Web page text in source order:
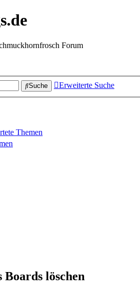
Forum
Suche Erweiterte Suche
Themen
Boards löschen